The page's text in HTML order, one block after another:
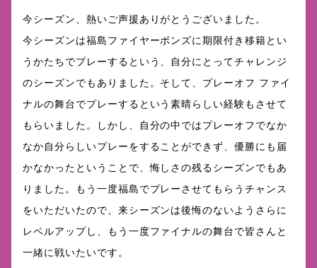
今シーズン、熱いご声援ありがとうございました。
今シーズンは福島ファイヤーボンズに期限付き移籍とい
うかたちでプレーするという、自分にとってチャレンジ
のシーズンでもありました。そして、プレーオフ ファイ
ナルの舞台でプレーするという素晴らしい経験もさせて
もらいました。しかし、自分の中ではプレーオフでなか
なか自分らしいプレーをすることができず、優勝にも届
かなかったということで、悔しさの残るシーズンでもあ
りました。もう一度福島でプレーさせてもらうチャンス
をいただいたので、来シーズンは後悔のないようさらに
レベルアップし、もう一度ファイナルの舞台で皆さんと
一緒に戦いたいです。